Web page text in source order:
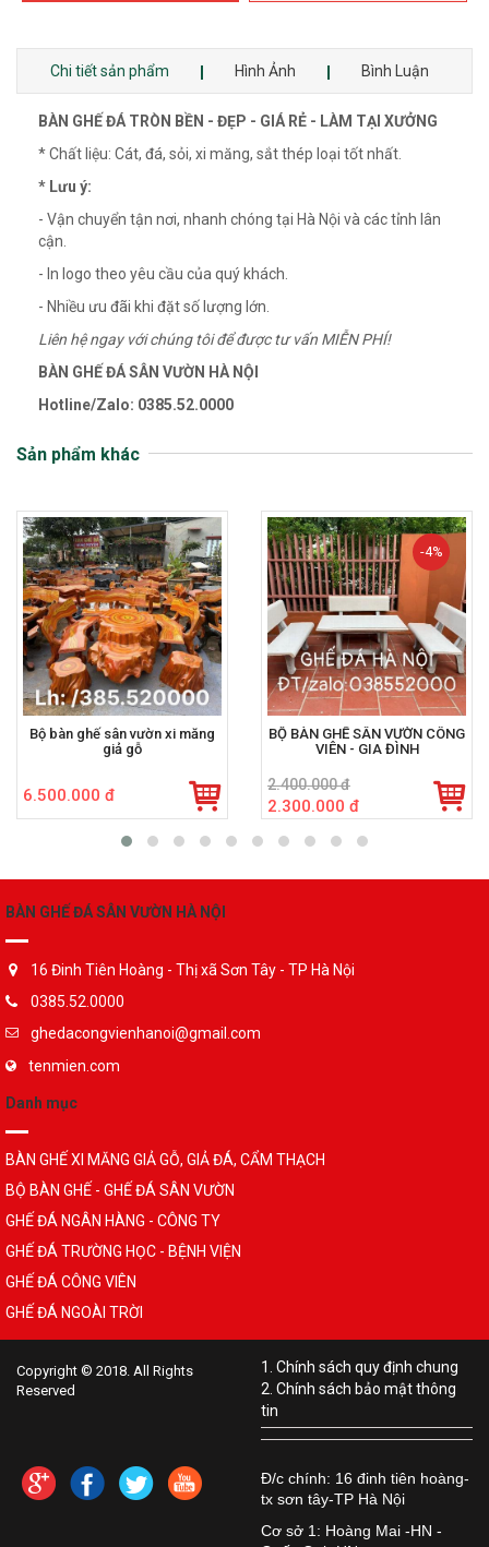
Chi tiết sản phẩm Hình Ảnh Bình Luận
BÀN GHẾ ĐÁ TRÒN BỀN - ĐẸP - GIÁ RẺ - LÀM TẠI XƯỞNG
* Chất liệu: Cát, đá, sỏi, xi măng, sắt thép loại tốt nhất.
* Lưu ý:
- Vận chuyển tận nơi, nhanh chóng tại Hà Nội và các tỉnh lân
cận.
- In logo theo yêu cầu của quý khách.
- Nhiều ưu đãi khi đặt số lượng lớn.
Liên hệ ngay với chúng tôi để được tư vấn MIỄN PHÍ!
BÀN GHẾ ĐÁ SÂN VƯỜN HÀ NỘI
Hotline/Zalo: 0385.52.0000
Sản phẩm khác
Bộ bàn ghế sân vườn xi măng
giả gỗ
6.500.000 đ
-4%
BỘ BÀN GHẾ SÂN VƯỜN CÔNG
VIÊN - GIA ĐÌNH
2.400.000 đ
2.300.000 đ
BÀN GHẾ ĐÁ SÂN VƯỜN HÀ NỘI
16 Đinh Tiên Hoàng - Thị xã Sơn Tây - TP Hà Nội
0385.52.0000
ghedacongvienhanoi@gmail.com
tenmien.com
Danh mục
BÀN GHẾ XI MĂNG GIẢ GỖ, GIẢ ĐÁ, CẨM THẠCH
BỘ BÀN GHẾ - GHẾ ĐÁ SÂN VƯỜN
GHẾ ĐÁ NGÂN HÀNG - CÔNG TY
GHẾ ĐÁ TRƯỜNG HỌC - BỆNH VIỆN
GHẾ ĐÁ CÔNG VIÊN
GHẾ ĐÁ NGOÀI TRỜI
Copyright © 2018. All Rights
Reserved
1. Chính sách quy định chung
2. Chính sách bảo mật thông
tin
Đ/c chính: 16 đinh tiên hoàng-
tx sơn tây-TP Hà Nội
Cơ sở 1: Hoàng Mai -HN -